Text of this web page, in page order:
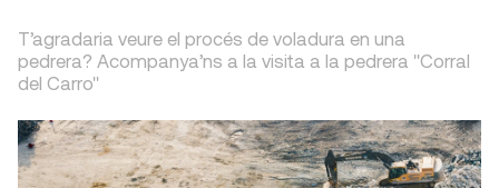
T’agradaria veure el procés de voladura en una
pedrera? Acompanya’ns a la visita a la pedrera "Corral
del Carro"